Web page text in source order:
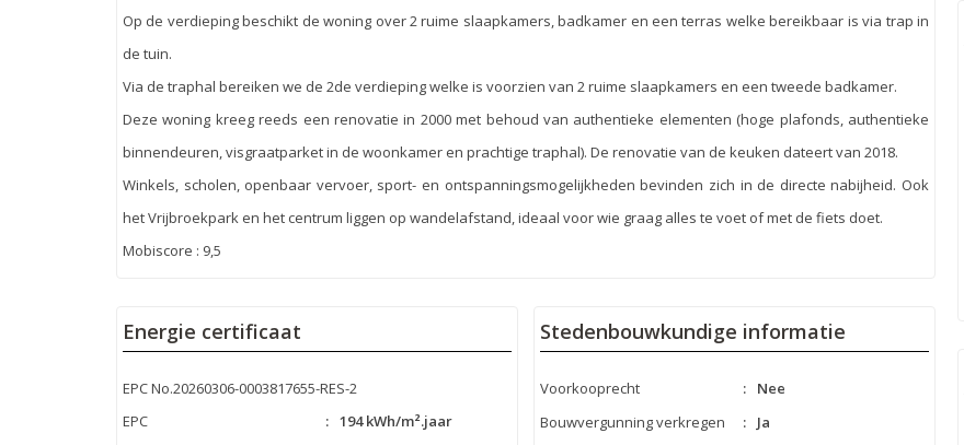
Op de verdieping beschikt de woning over 2 ruime slaapkamers, badkamer en een terras welke bereikbaar is via trap in
de tuin.
Via de traphal bereiken we de 2de verdieping welke is voorzien van 2 ruime slaapkamers en een tweede badkamer.
Deze woning kreeg reeds een renovatie in 2000 met behoud van authentieke elementen (hoge plafonds, authentieke
binnendeuren, visgraatparket in de woonkamer en prachtige traphal). De renovatie van de keuken dateert van 2018.
Winkels, scholen, openbaar vervoer, sport- en ontspanningsmogelijkheden bevinden zich in de directe nabijheid. Ook
het Vrijbroekpark en het centrum liggen op wandelafstand, ideaal voor wie graag alles te voet of met de fiets doet.
Mobiscore : 9,5
Energie certificaat
EPC No.20260306-0003817655-RES-2
EPC
: 194 kWh/m².jaar
Stedenbouwkundige informatie
Voorkooprecht :
Nee
Bouwvergunning verkregen
:
Ja